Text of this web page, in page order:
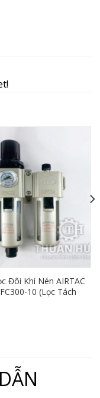
Đôi Khí Nén AIRTAC
10 (Lọc Tách